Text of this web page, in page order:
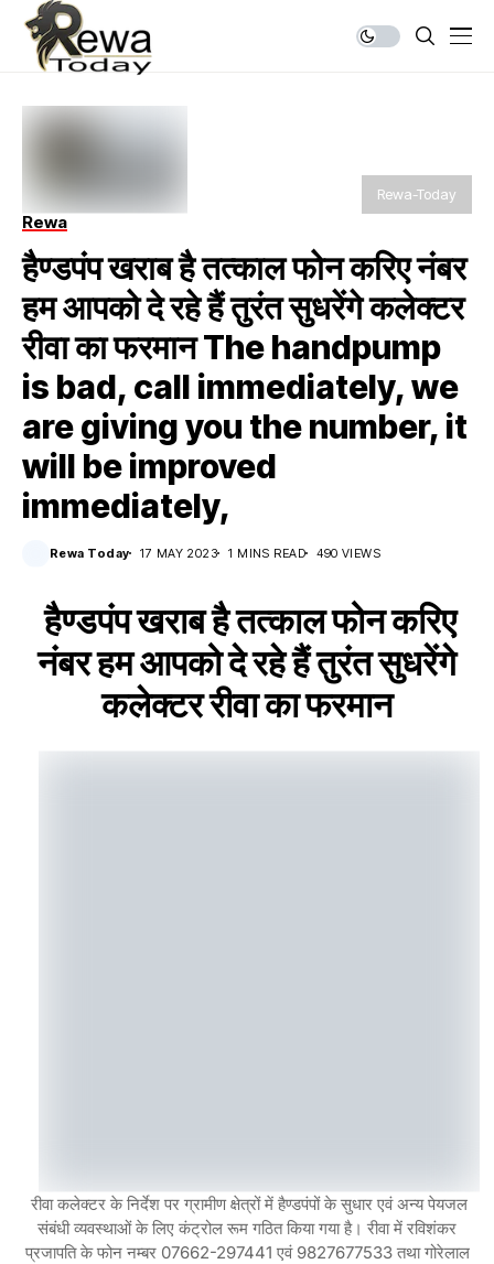
Rewa-Today
Rewa
हैण्डपंप खराब है तत्काल फोन करिए नंबर
हम आपको दे रहे हैं तुरंत सुधरेंगे कलेक्टर
रीवा का फरमान The handpump
is bad, call immediately, we
are giving you the number, it
will be improved
immediately,
Rewa Today 17 MAY 2023 1 MINS READ 490 VIEWS
हैण्डपंप खराब है तत्काल फोन करिए
नंबर हम आपको दे रहे हैं तुरंत सुधरेंगे
कलेक्टर रीवा का फरमान
रीवा कलेक्टर के निर्देश पर ग्रामीण क्षेत्रों में हैण्डपंपों के सुधार एवं अन्य पेयजल
संबंधी व्यवस्थाओं के लिए कंट्रोल रूम गठित किया गया है। रीवा में रविशंकर
प्रजापति के फोन नम्बर 07662-297441 एवं 9827677533 तथा गोरेलाल